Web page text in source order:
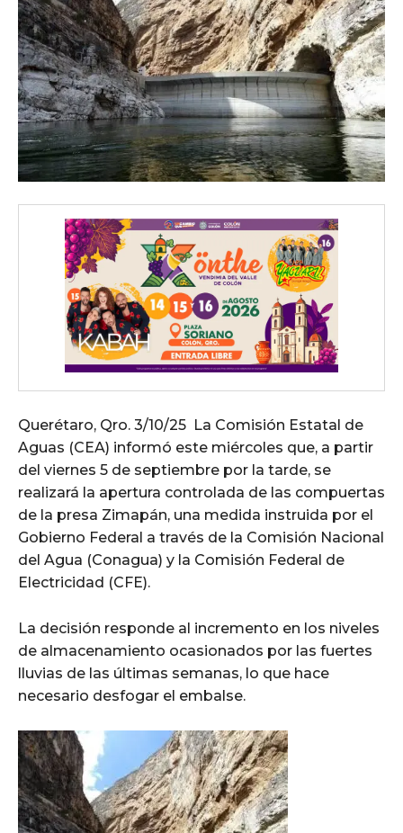
Querétaro, Qro. 3/10/25 La Comisión Estatal de
Aguas (CEA) informó este miércoles que, a partir
del viernes 5 de septiembre por la tarde, se
realizará la apertura controlada de las compuertas
de la presa Zimapán, una medida instruida por el
Gobierno Federal a través de la Comisión Nacional
del Agua (Conagua) y la Comisión Federal de
Electricidad (CFE).
La decisión responde al incremento en los niveles
de almacenamiento ocasionados por las fuertes
lluvias de las últimas semanas, lo que hace
necesario desfogar el embalse.